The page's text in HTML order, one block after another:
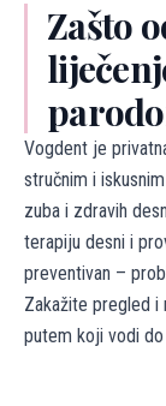
Zašto
Vogdent je
stručnim i
zuba i zdravih
terapiju desni i
preventivan –
Zakažite pregled i
putem koji vodi